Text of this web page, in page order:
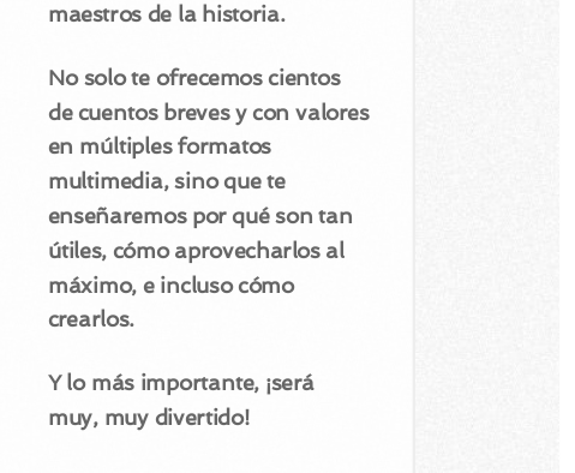
maestros de la historia.
No solo te ofrecemos cientos
de cuentos breves y con valores
en múltiples formatos
multimedia, sino que te
enseñaremos por qué son tan
útiles, cómo aprovecharlos al
máximo, e incluso cómo
crearlos.
Y lo más importante, ¡será
muy, muy divertido!